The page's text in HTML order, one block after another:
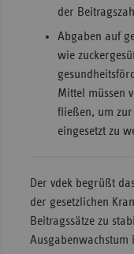
der
Abgaben auf
wie
Mittel müssen
fließen, um zur
eingesetzt zu
Der vdek begrüßt
der gesetzlichen
Beitragssätze zu
Ausgabenwachstum